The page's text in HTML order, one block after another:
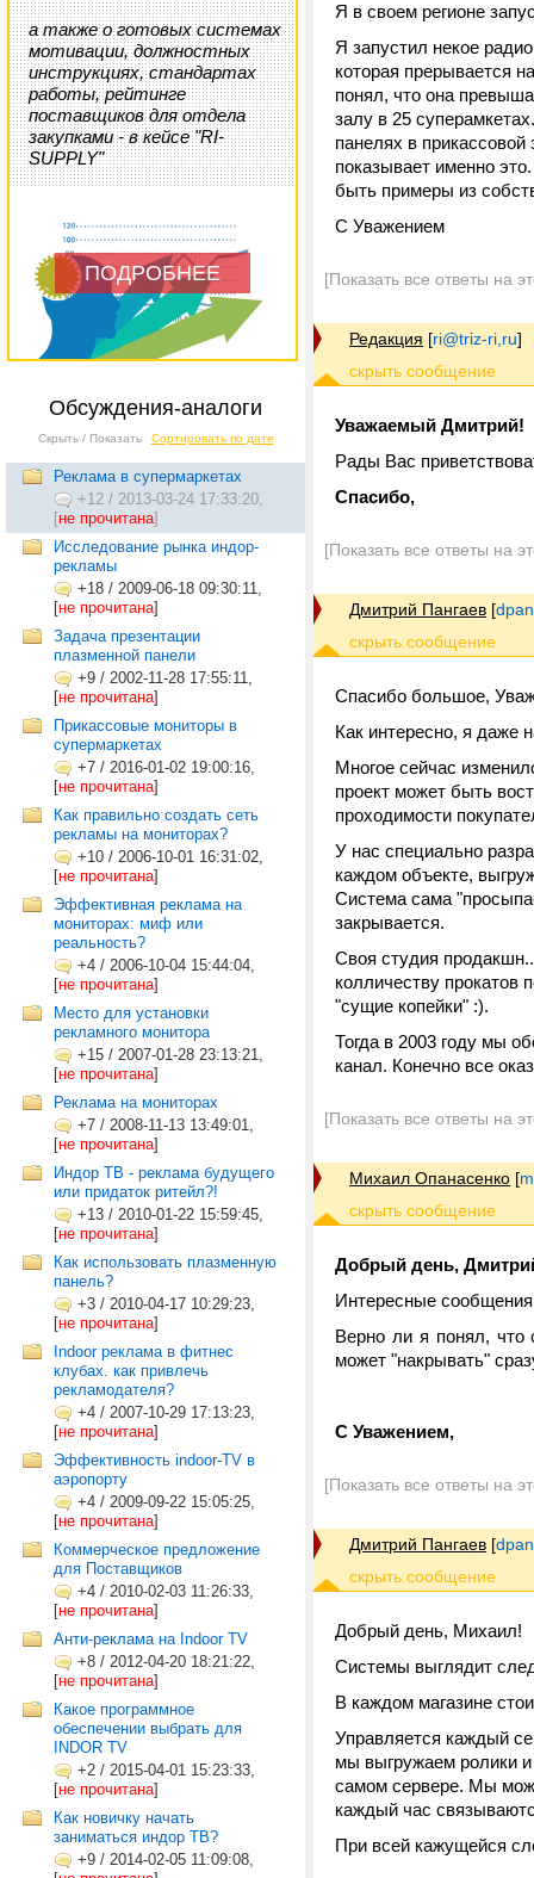
а также о готовых системах
мотивации, должностных
инструкциях, стандартах
работы, рейтинге
поставщиков для отдела
закупками - в кейсе "RI-
SUPPLY"
ПОДРОБНЕЕ
Обсуждения-аналоги
Скрыть / Показать Сортировать по дате
Реклама в супермаркетах
+12 / 2013-03-24 17:33:20,
[не прочитана]
Исследование рынка индор-
рекламы
+18 / 2009-06-18 09:30:11,
[не прочитана]
Задача презентации
плазменной панели
+9 / 2002-11-28 17:55:11,
[не прочитана]
Прикассовые мониторы в
супермаркетах
+7 / 2016-01-02 19:00:16,
[не прочитана]
Как правильно создать сеть
рекламы на мониторах?
+10 / 2006-10-01 16:31:02,
[не прочитана]
Эффективная реклама на
мониторах: миф или
реальность?
+4 / 2006-10-04 15:44:04,
[не прочитана]
Место для установки
рекламного монитора
+15 / 2007-01-28 23:13:21,
[не прочитана]
Реклама на мониторах
+7 / 2008-11-13 13:49:01,
[не прочитана]
Индор ТВ - реклама будущего
или придаток ритейл?!
+13 / 2010-01-22 15:59:45,
[не прочитана]
Как использовать плазменную
панель?
+3 / 2010-04-17 10:29:23,
[не прочитана]
Indoor реклама в фитнес
клубах. как привлечь
рекламодателя?
+4 / 2007-10-29 17:13:23,
[не прочитана]
Эффективность indoor-TV в
аэропорту
+4 / 2009-09-22 15:05:25,
[не прочитана]
Коммерческое предложение
для Поставщиков
+4 / 2010-02-03 11:26:33,
[не прочитана]
Анти-реклама на Indoor TV
+8 / 2012-04-20 18:21:22,
[не прочитана]
Какое программное
обеспечении выбрать для
INDOR TV
+2 / 2015-04-01 15:23:33,
[не прочитана]
Как новичку начать
заниматься индор ТВ?
+9 / 2014-02-05 11:09:08,
Я в своем регионе
Я запустил некое
которая прерывается
понял, что она
залу в 25
панелях в
показывает именно
быть примеры из
С Уважением
[Показать все ответы на
Редакция [ri@triz-ri,ru]
Уважаемый Дмитрий!
Рады Вас
Спасибо,
[Показать все ответы на
Дмитрий Пангаев [
Спасибо большое,
Как интересно, я даже
Многое сейчас
проект может быть
проходимости
У нас специально
каждом объекте,
Система сама
закрывается.
Своя студия
колличеству прокатов
"сущие копейки" :).
Тогда в 2003 году мы
канал. Конечно все
[Показать все ответы на
Михаил Опанасенко [
Добрый день,
Интересные
Верно ли я понял, что
может "накрывать"
С Уважением,
[Показать все ответы на
Дмитрий Пангаев [
Добрый день, Михаил!
Системы выглядит
В каждом магазине
Управляется каждый
мы выгружаем ролики и
самом сервере. Мы
каждый час
При всей кажущейся